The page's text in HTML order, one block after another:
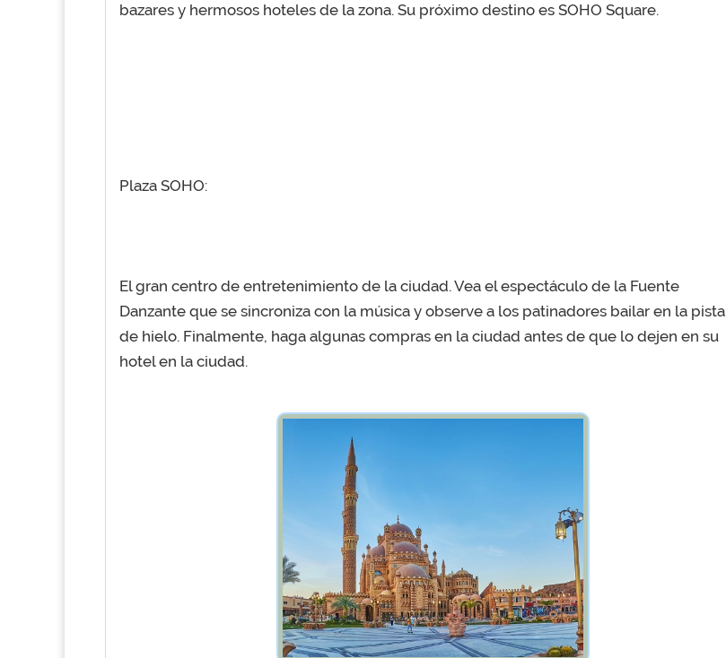
bazares y hermosos hoteles de la zona. Su próximo destino es SOHO Square.
Plaza SOHO:
El gran centro de entretenimiento de la ciudad. Vea el espectáculo de la Fuente
Danzante que se sincroniza con la música y observe a los patinadores bailar en la pista
de hielo. Finalmente, haga algunas compras en la ciudad antes de que lo dejen en su
hotel en la ciudad.